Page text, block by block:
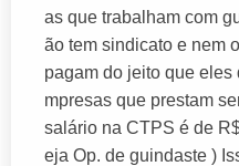
as que trabalham com
ão tem sindicato e nem
pagam do jeito que
mpresas que prestam
salário na CTPS é de
eja Op. de guindaste )